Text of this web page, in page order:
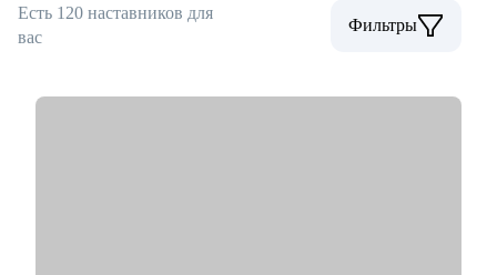
Есть 120 наставников для
вас
Фильтры